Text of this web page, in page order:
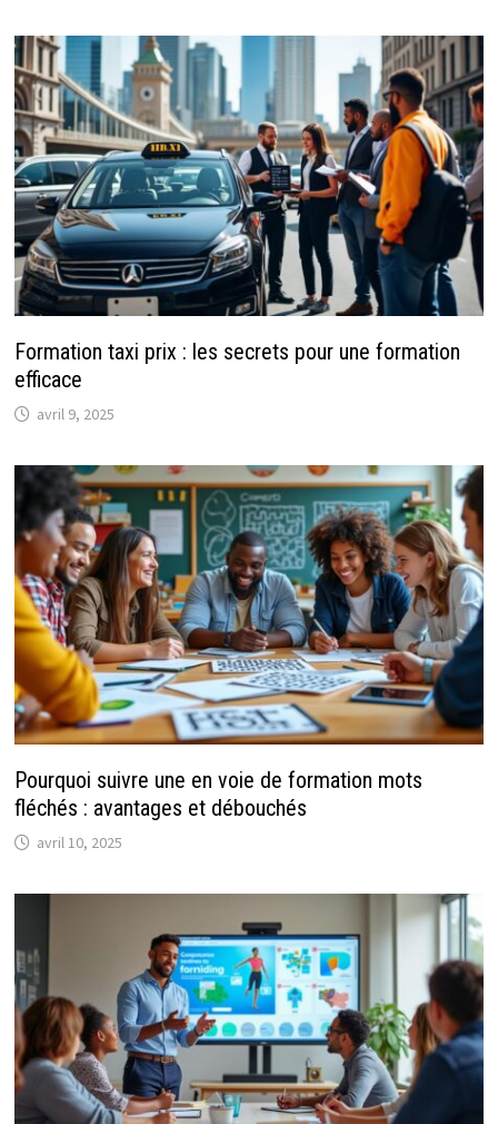
Formation taxi prix : les secrets pour une formation
efficace
avril 9, 2025
Pourquoi suivre une en voie de formation mots
fléchés : avantages et débouchés
avril 10, 2025